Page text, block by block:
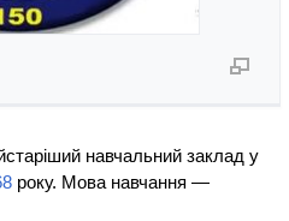
навчальний заклад у
року. Мова навчання —